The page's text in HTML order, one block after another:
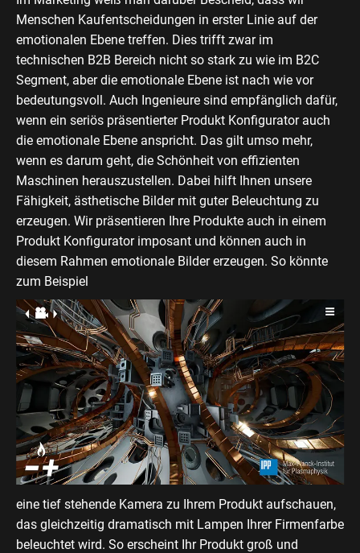
Menschen Kaufentscheidungen in erster Linie auf der
emotionalen Ebene treffen. Dies trifft zwar im
technischen B2B Bereich nicht so stark zu wie im B2C
Segment, aber die emotionale Ebene ist nach wie vor
bedeutungsvoll. Auch Ingenieure sind empfänglich dafür,
wenn ein seriös präsentierter Produkt Konfigurator auch
die emotionale Ebene anspricht. Das gilt umso mehr,
wenn es darum geht, die Schönheit von effizienten
Maschinen herauszustellen. Dabei hilft Ihnen unsere
Fähigkeit, ästhetische Bilder mit guter Beleuchtung zu
erzeugen. Wir präsentieren Ihre Produkte auch in einem
Produkt Konfigurator imposant und können auch in
diesem Rahmen emotionale Bilder erzeugen. So könnte
zum Beispiel
eine tief stehende Kamera zu Ihrem Produkt aufschauen,
das gleichzeitig dramatisch mit Lampen Ihrer Firmenfarbe
beleuchtet wird. So erscheint Ihr Produkt groß und